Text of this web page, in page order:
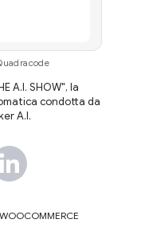
A.I. SHOW", la
condotta da
A.I.